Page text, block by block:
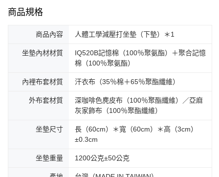
商品規格
商品內容 人體工學減壓打坐墊（下墊）＊1
坐墊內材材質
IQ520B記憶棉（100％聚氨酯）＋聚合記憶
棉（100％聚氨酯）
內裡布套材質 汗衣布（35％棉＋65％聚酯纖維）
外布套材質
深咖啡色麂皮布（100％聚酯纖維）／亞麻
灰家飾布（100％聚酯纖維）
坐墊尺寸
長（60cm）＊寬（60cm）＊高（3cm）
±0.3cm
坐墊重量 1200公克±50公克